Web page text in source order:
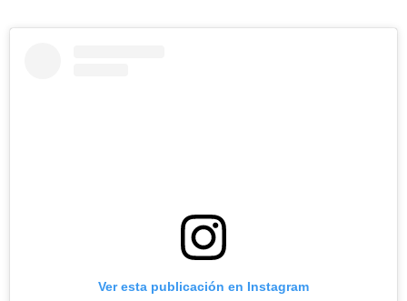
Ver esta publicación en Instagram